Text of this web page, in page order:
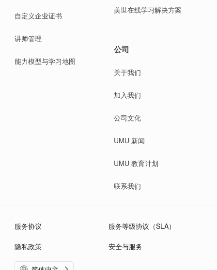
自定义企业证书
讲师管理
能力模型与学习地图
美世在线学习解决方案
公司
关于我们
加入我们
公司文化
UMU 新闻
UMU 教育计划
联系我们
服务协议 服务等级协议（SLA）
隐私政策 安全与服务